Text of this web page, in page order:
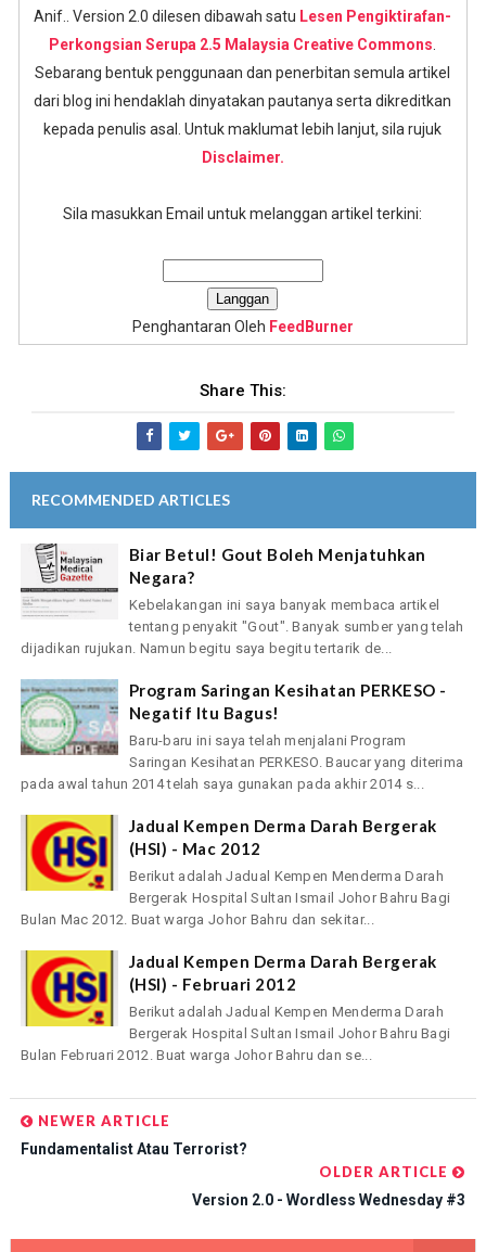
Anif.. Version 2.0 dilesen dibawah satu Lesen Pengiktirafan-
Perkongsian Serupa 2.5 Malaysia Creative Commons
Sebarang bentuk penggunaan dan penerbitan semula artikel
dari blog ini hendaklah dinyatakan pautanya serta dikreditkan
kepada penulis asal. Untuk maklumat lebih lanjut, sila rujuk
Disclaimer.
Sila masukkan Email untuk melanggan artikel terkini:
Penghantaran Oleh FeedBurner
Share This:
RECOMMENDED ARTICLES
Biar Betul! Gout Boleh Menjatuhkan
Negara?
Kebelakangan ini saya banyak membaca artikel
tentang penyakit "Gout". Banyak sumber yang telah
dijadikan rujukan. Namun begitu saya begitu tertarik de...
Program Saringan Kesihatan PERKESO -
Negatif Itu Bagus!
Baru-baru ini saya telah menjalani Program
Saringan Kesihatan PERKESO. Baucar yang diterima
pada awal tahun 2014 telah saya gunakan pada akhir 2014 s...
Jadual Kempen Derma Darah Bergerak
(HSI) - Mac 2012
Berikut adalah Jadual Kempen Menderma Darah
Bergerak Hospital Sultan Ismail Johor Bahru Bagi
Bulan Mac 2012. Buat warga Johor Bahru dan sekitar...
Jadual Kempen Derma Darah Bergerak
(HSI) - Februari 2012
Berikut adalah Jadual Kempen Menderma Darah
Bergerak Hospital Sultan Ismail Johor Bahru Bagi
Bulan Februari 2012. Buat warga Johor Bahru dan se...
NEWER ARTICLE
Fundamentalist Atau Terrorist?
OLDER ARTICLE
Version 2.0 - Wordless Wednesday #3